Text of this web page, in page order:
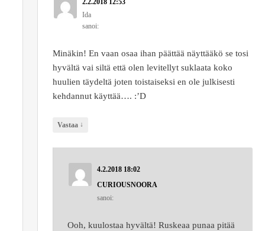
Ida
sanoi:
Minäkin! En vaan osaa ihan päättää näyttääkö se tosi
hyvältä vai siltä että olen levitellyt suklaata koko
huulien täydeltä joten toistaiseksi en ole julkisesti
kehdannut käyttää…. :’D
Vastaa ↓
4.2.2018 18:02
CURIOUSNOORA
sanoi:
Ooh, kuulostaa hyvältä! Ruskeaa punaa pitää